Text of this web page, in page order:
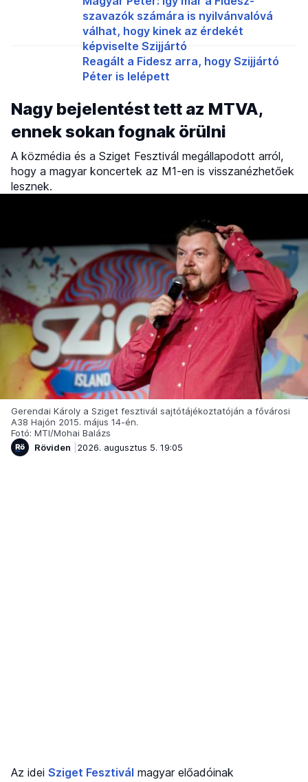
szavazók számára is nyilvánvalóvá
válhat, hogy kinek az érdekét
képviselte Szijjártó
Reagált a Fidesz arra, hogy Szijjártó
Péter is lelépett
Nagy bejelentést tett az MTVA,
ennek sokan fognak örülni
A közmédia és a Sziget Fesztivál megállapodott arról,
hogy a magyar koncertek az M1-en is visszanézhetőek
lesznek.
Gerendai Károly a Sziget fesztivál sajtótájékoztatóján a fővárosi
A38 Hajón 2015. május 14-én.
Fotó: MTI/Mohai Balázs
Röviden
2026. augusztus 5. 19:05
Az idei Sziget Fesztivál magyar előadóinak